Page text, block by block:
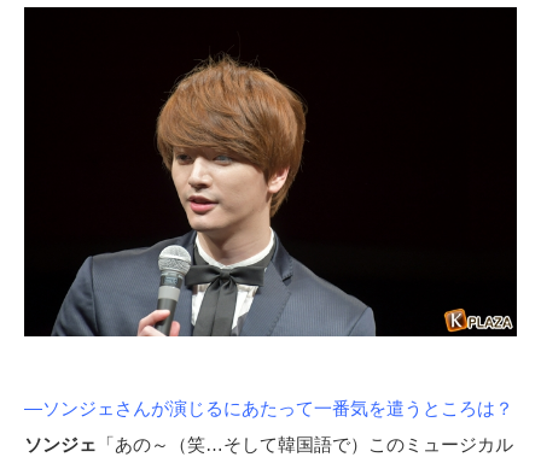
―ソンジェさんが演じるにあたって一番気を遣うところは？
ソンジェ 「あの～（笑…そして韓国語で）このミュージカル